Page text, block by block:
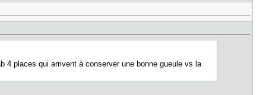
places qui arrivent à conserver une bonne gueule vs la